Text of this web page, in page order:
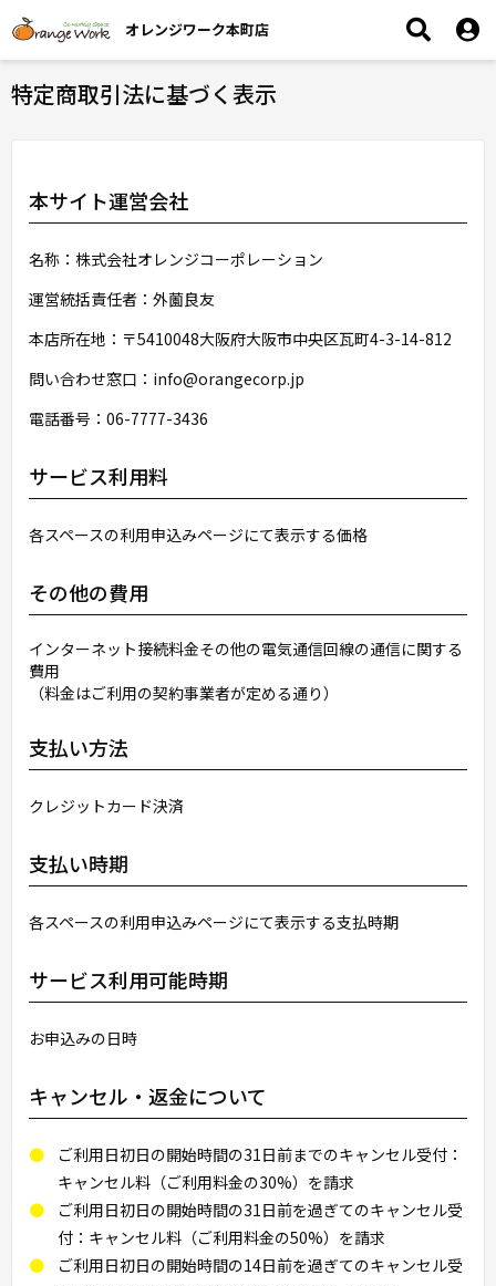
オレンジワーク本町店
特定商取引法に基づく表示
本サイト運営会社
名称：株式会社オレンジコーポレーション
運営統括責任者：外薗良友
本店所在地：〒5410048大阪府大阪市中央区瓦町4-3-14-812
問い合わせ窓口：info@orangecorp.jp
電話番号：06-7777-3436
サービス利用料
各スペースの利用申込みページにて表示する価格
その他の費用
インターネット接続料金その他の電気通信回線の通信に関する
費用
（料金はご利用の契約事業者が定める通り）
支払い方法
クレジットカード決済
支払い時期
各スペースの利用申込みページにて表示する支払時期
サービス利用可能時期
お申込みの日時
キャンセル・返金について
ご利用日初日の開始時間の31日前までのキャンセル受付：
キャンセル料（ご利用料金の30%）を請求
ご利用日初日の開始時間の31日前を過ぎてのキャンセル受
付：キャンセル料（ご利用料金の50%）を請求
ご利用日初日の開始時間の14日前を過ぎてのキャンセル受